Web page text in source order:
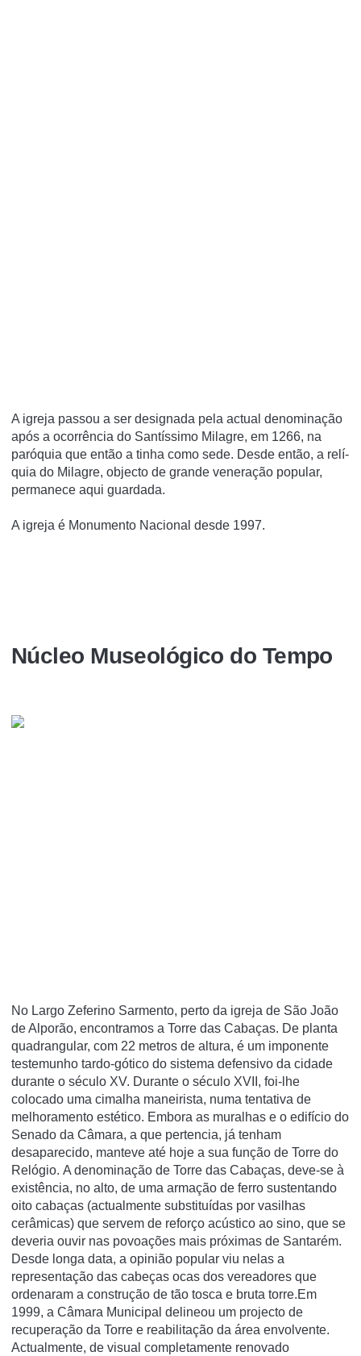
A igreja passou a ser designada pela actual denominação
após a ocorrência do Santí­ssimo Milagre, em 1266, na
paróquia que então a tinha como sede. Desde então, a relí­
quia do Milagre, objecto de grande veneração popular,
permanece aqui guardada.
A igreja é Monumento Nacional desde 1997.
Núcleo Museológico do Tempo
No Largo Zeferino Sarmento, perto da igreja de São João
de Alporão, encontramos a Torre das Cabaças. De planta
quadrangular, com 22 metros de altura, é um imponente
testemunho tardo-gótico do sistema defensivo da cidade
durante o século XV. Durante o século XVII, foi-lhe
colocado uma cimalha maneirista, numa tentativa de
melhoramento estético. Embora as muralhas e o edifício do
Senado da Câmara, a que pertencia, já tenham
desaparecido, manteve até hoje a sua função de Torre do
Relógio. A denominação de Torre das Cabaças, deve-se à
existência, no alto, de uma armação de ferro sustentando
oito cabaças (actualmente substituídas por vasilhas
cerâmicas) que servem de reforço acústico ao sino, que se
deveria ouvir nas povoações mais próximas de Santarém.
Desde longa data, a opinião popular viu nelas a
representação das cabeças ocas dos vereadores que
ordenaram a construção de tão tosca e bruta torre.Em
1999, a Câmara Municipal delineou um projecto de
recuperação da Torre e reabilitação da área envolvente.
Actualmente, de visual completamente renovado